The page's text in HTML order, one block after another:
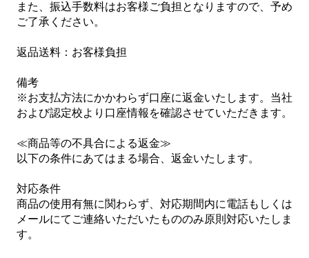
また、振込手数料はお客様ご負担となりますので、予め
ご了承ください。
返品送料：お客様負担
備考
※お支払方法にかかわらず口座に返金いたします。当社
および認定校より口座情報を確認させていただきます。
≪商品等の不具合による返金≫
以下の条件にあてはまる場合、返金いたします。
対応条件
商品の使用有無に関わらず、対応期間内に電話もしくは
メールにてご連絡いただいたもののみ原則対応いたしま
す。